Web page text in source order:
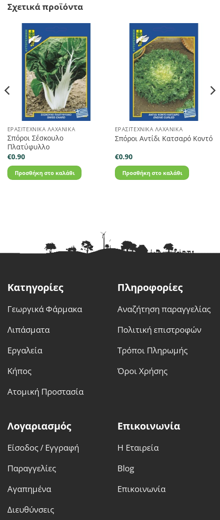
Σχετικά προϊόντα
ΕΡΑΣΙΤΕΧΝΙΚΆ ΛΑΧΑΝΙΚΆ
Σπόροι Σέσκουλο
Πλατύφυλλο
€0.90
Προσθήκη στο καλάθι
ΕΡΑΣΙΤΕΧΝΙΚΆ ΛΑΧΑΝΙΚΆ
Σπόροι Αντίδι Κατσαρό Κοντό
€0.90
Προσθήκη στο καλάθι
Κατηγορίες
Γεωργικά Φάρμακα
Λιπάσματα
Εργαλεία
Κήπος
Ατομική Προστασία
Πληροφορίες
Αναζήτηση παραγγελίας
Πολιτική επιστροφών
Τρόποι Πληρωμής
Όροι Χρήσης
Λογαριασμός
Είσοδος / Εγγραφή
Παραγγελίες
Αγαπημένα
Διευθύνσεις
Επικοινωνία
Η Εταιρεία
Blog
Επικοινωνία